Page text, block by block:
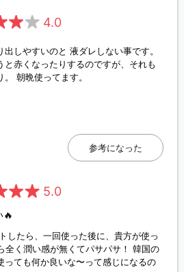
4.0
しやすいのと 液ダレしない事です。
と赤くなったりするのですが、それも
朝晩使ってます。
参考になった
5.0
🔥
したら、一回使った後に、貴方が使っ
全く潤い感が無くてパサパサ！ 韓国の
っても何か良いな〜って感じになるの